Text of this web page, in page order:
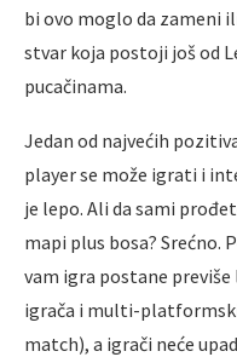
bi ovo moglo da zameni
stvar koja postoji još od
pucačinama.
Jedan od najvećih
player se može igrati i
je lepo. Ali da sami
mapi plus bosa?
vam igra postane
igrača i multi-
match), a igrači neće